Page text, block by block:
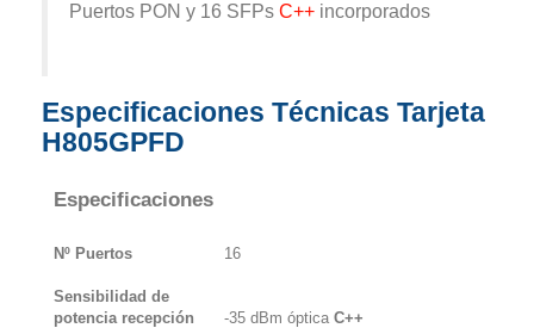
Puertos PON y 16 SFPs C++ incorporados
Especificaciones Técnicas Tarjeta
H805GPFD
Especificaciones
Nº Puertos 16
Sensibilidad de
potencia recepción
-35 dBm óptica C++